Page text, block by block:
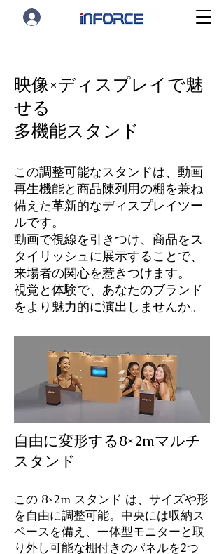
映像×ディスプレイで魅
せる
多機能スタンド
この調整可能なスタンドは、動画
再生機能と商品陳列用の棚を兼ね
備えた革新的なディスプレイツー
ルです。
動画で視線を引きつけ、商品をス
タイリッシュに展示することで、
来場者の関心を惹きつけます。
視覚と体験で、あなたのブランド
をより魅力的に演出しませんか。
自由に変形する8×2mマルチ
スタンド
この 8×2m スタンド は、サイズや形
を自由に調整可能。中央には収納ス
ペースを備え、一体型モニターと取
り外し可能な棚付きのパネルを2つ